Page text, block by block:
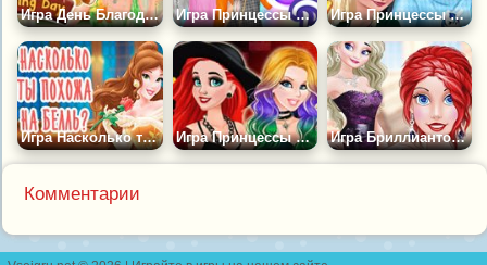
Игра День Благодарения Принцесс Игра Принцессы и Цветная Рулетка Игра Принцессы Диснея: Пара Года
Игра Насколько ты Похожа на Белль? Игра Принцессы Диснея в Стиле Панк Игра Бриллиантовый Бал для Принцесс Диснея
Комментарии